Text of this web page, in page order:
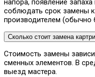
соблюдать срок замены
производителем (обычно
Сколько стоит замена
Стоимость замены
сменных элементов. В
выезд мастера.